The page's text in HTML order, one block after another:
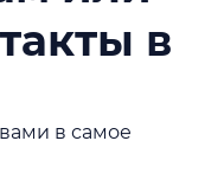
в
в самое